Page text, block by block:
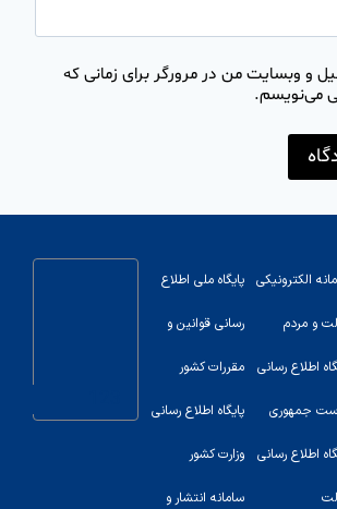
و وبسایت من در مرورگر برای زمانی که
می‌نویسم.
الکترونیکی
و مردم
اطلاع رسانی
جمهوری
اطلاع رسانی
پایگاه ملی اطلاع
رسانی قوانین و
مقررات کشور
پایگاه اطلاع رسانی
وزارت کشور
سامانه انتشار و